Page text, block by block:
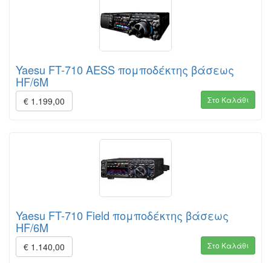
Yaesu FT-710 AESS πομποδέκτης βάσεως
HF/6M
€ 1.199,00 Στο Καλάθι
Yaesu FT-710 Field πομποδέκτης βάσεως
HF/6M
€ 1.140,00 Στο Καλάθι